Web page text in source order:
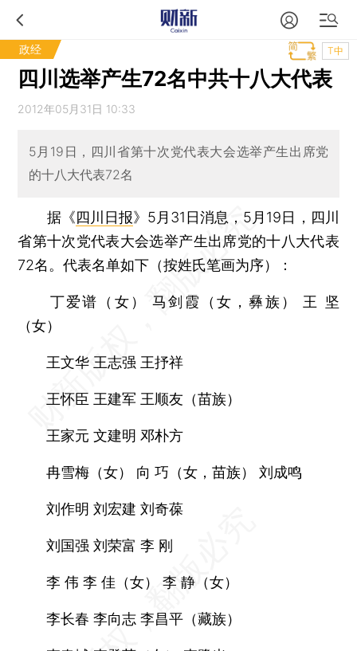
政经 T中
四川选举产生72名中共十八大代表
2012年05月31日 10:33
5月19日，四川省第十次党代表大会选举产生出席党
的十八大代表72名
据《四川日报》5月31日消息，5月19日，四川
省第十次党代表大会选举产生出席党的十八大代表
72名。代表名单如下（按姓氏笔画为序）：
丁爱谱（女） 马剑霞（女，彝族） 王 坚
（女）
王文华 王志强 王抒祥
王怀臣 王建军 王顺友（苗族）
王家元 文建明 邓朴方
冉雪梅（女） 向 巧（女，苗族） 刘成鸣
刘作明 刘宏建 刘奇葆
刘国强 刘荣富 李 刚
李 伟 李 佳（女） 李 静（女）
李长春 李向志 李昌平（藏族）